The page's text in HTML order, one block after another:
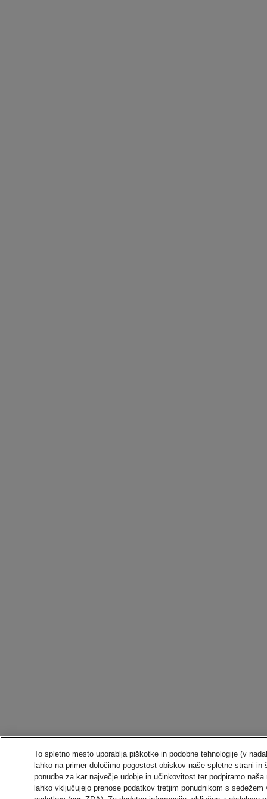
To spletno mesto uporablja piškotke in podobne tehnologije (v
lahko na primer določimo pogostost obiskov naše spletne strani
ponudbe za kar največje udobje in učinkovitost ter podpiramo
lahko vključujejo prenose podatkov tretjim ponudnikom s